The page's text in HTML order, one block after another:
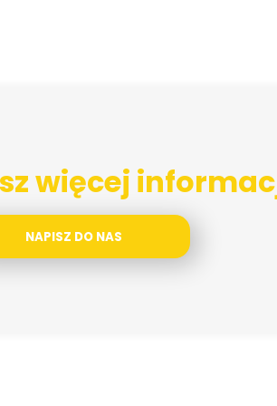
więcej
NAPISZ DO NAS